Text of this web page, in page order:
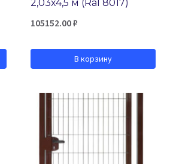
2,03х4,5 м (Ral 8017)
105152.00₽
В корзину